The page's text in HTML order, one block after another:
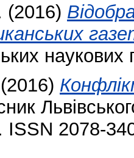
(2016)
(2016)
2078-